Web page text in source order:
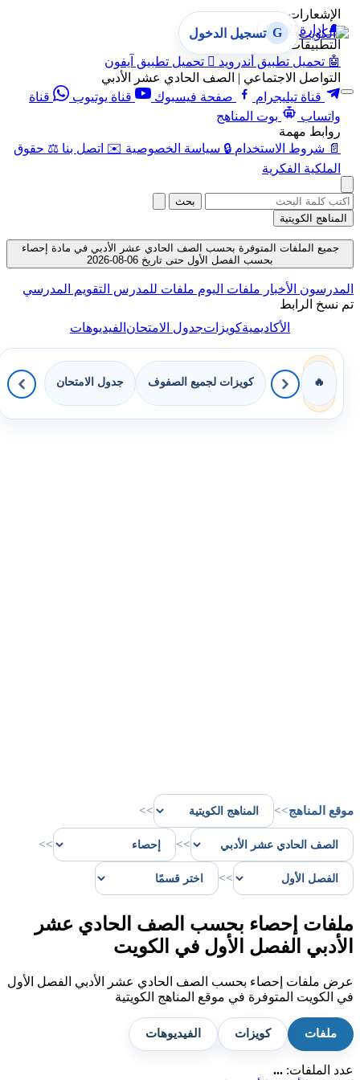
الإشعارات
🔔 إدارة الإشعارات
التطبيقات
🤖 تحميل تطبيق أندرويد  تحميل تطبيق آيفون
التواصل الاجتماعي | الصف الحادي عشر الأدبي
قناة تيليجرام
صفحة فيسبوك قناة يوتيوب
قناة
واتساب
بوت المناهج
روابط مهمة
📄 شروط الاستخدام 🔒 سياسة الخصوصية ✉️ اتصل بنا ⚖️ حقوق
الملكية الفكرية
G تسجيل الدخول
بحث
المناهج الكويتية
جميع الملفات المتوفرة بحسب الصف الحادي عشر الأدبي في مادة إحصاء
بحسب الفصل الأول حتى تاريخ 06-08-2026
المدرسون الأخبار ملفات اليوم ملفات للمدرس التقويم المدرسي
تم نسخ الرابط
الأكاديميةكويزاتجدول الامتحانالفيديوهات
🔥 كويزات لجميع الصفوف جدول الامتحان
موقع المناهج>>
>>
>>
>>
>>
ملفات إحصاء بحسب الصف الحادي عشر
الأدبي الفصل الأول في الكويت
عرض ملفات إحصاء بحسب الصف الحادي عشر الأدبي الفصل الأول
في الكويت المتوفرة في موقع المناهج الكويتية
ملفات كويزات الفيديوهات
عدد الملفات: ...